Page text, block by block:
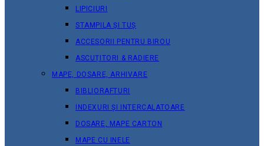
LIPICIURI
STAMPILA ȘI TUȘ
ACCESORII PENTRU BIROU
ASCUȚITORI & RADIERE
MAPE, DOSARE, ARHIVARE
BIBLIORAFTURI
INDEXURI ȘI INTERCALATOARE
DOSARE, MAPE CARTON
MAPE CU INELE